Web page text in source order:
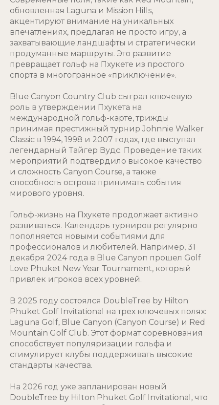
обновленная Laguna и Mission Hills,
акцентируют внимание на уникальных
впечатлениях, предлагая не просто игру, а
захватывающие ландшафты и стратегически
продуманные маршруты. Это развитие
превращает гольф на Пхукете из простого
спорта в многогранное «приключение».
Blue Canyon Country Club сыграл ключевую
роль в утверждении Пхукета на
международной гольф-карте, трижды
принимая престижный турнир Johnnie Walker
Classic в 1994, 1998 и 2007 годах, где выступал
легендарный Тайгер Вудс. Проведение таких
мероприятий подтвердило высокое качество
и сложность Canyon Course, а также
способность острова принимать события
мирового уровня.
Гольф-жизнь на Пхукете продолжает активно
развиваться. Календарь турниров регулярно
пополняется новыми событиями для
профессионалов и любителей. Например, 31
декабря 2024 года в Blue Canyon прошел Golf
Love Phuket New Year Tournament, который
привлек игроков всех уровней.
В 2025 году состоялся DoubleTree by Hilton
Phuket Golf Invitational на трех ключевых полях:
Laguna Golf, Blue Canyon (Canyon Course) и Red
Mountain Golf Club. Этот формат соревнования
способствует популяризации гольфа и
стимулирует клубы поддерживать высокие
стандарты качества.
На 2026 год уже запланирован новый
DoubleTree by Hilton Phuket Golf Invitational, что